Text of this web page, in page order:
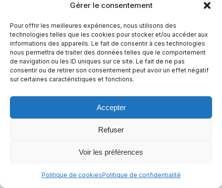
Gérer le consentement
Pour offrir les meilleures expériences, nous utilisons des
technologies telles que les cookies pour stocker et/ou accéder aux
informations des appareils. Le fait de consentir à ces technologies
nous permettra de traiter des données telles que le comportement
de navigation ou les ID uniques sur ce site. Le fait de ne pas
consentir ou de retirer son consentement peut avoir un effet négatif
sur certaines caractéristiques et fonctions.
Accepter
Refuser
Voir les préférences
Politique de cookiesPolitique de confidentialité
Indiennes Épicées et Savoureuses